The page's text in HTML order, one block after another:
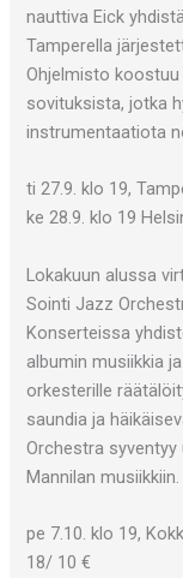
nauttiva Eick
Tamperella
Ohjelmisto
sovituksista, jotka
instrumentaatiota
ti 27.9. klo 19,
ke 28.9. klo 19
Lokakuun alussa
Sointi Jazz
Konserteissa
albumin musiikkia
orkesterille
saundia ja
Orchestra syventyy
Mannilan musiikkiin.
pe 7.10. klo 19,
18/ 10 €